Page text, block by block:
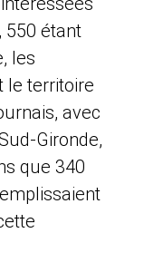
, 550 étant
les
le territoire
avec
Gironde,
que 340